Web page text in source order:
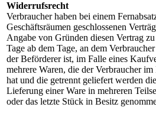
Widerrufsrecht
Verbraucher haben bei einem
Geschäftsräumen geschlossenen
Angabe von Gründen diesen Vertrag
Tage ab dem Tage, an dem
der Beförderer ist, im Falle eines
mehrere Waren, die der Verbraucher
hat und die getrennt geliefert werden
Lieferung einer Ware in mehreren
oder das letzte Stück in Besitz